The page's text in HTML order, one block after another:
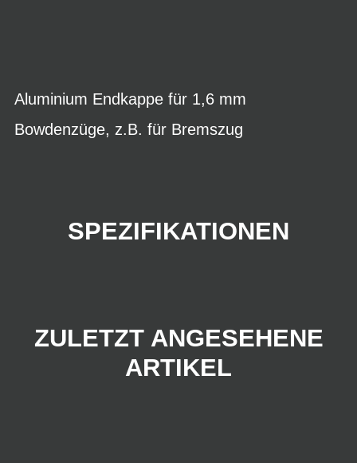
Aluminium Endkappe für 1,6 mm
Bowdenzüge, z.B. für Bremszug
SPEZIFIKATIONEN
ZULETZT ANGESEHENE
ARTIKEL